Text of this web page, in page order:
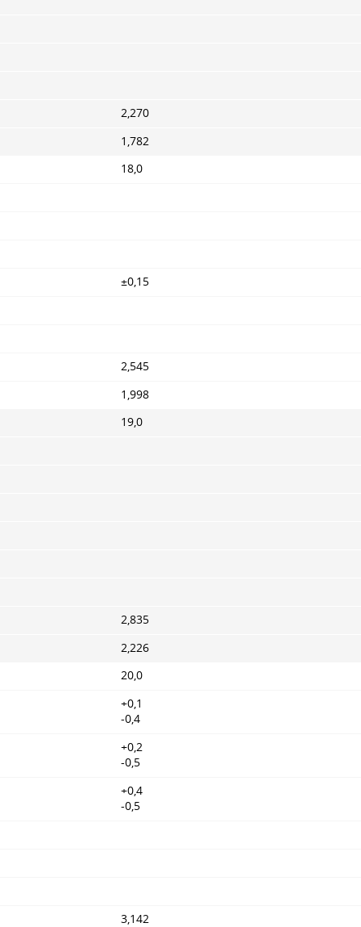
2,270
1,782
18,0
±0,15
2,545
1,998
19,0
2,835
2,226
20,0
+0,1
-0,4
+0,2
-0,5
+0,4
-0,5
3,142